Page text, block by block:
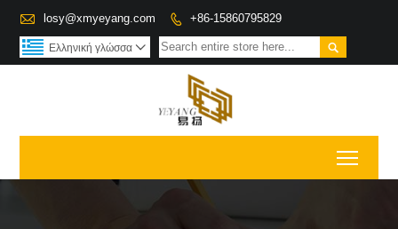
 losy@xmyeyang.com  +86-15860795829

Ελληνική γλώσσα 